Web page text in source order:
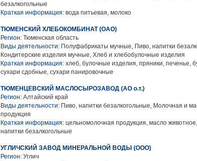
безалкогольные
Краткая информация: вода питьевая, молоко
ТЮМЕНСКИЙ ХЛЕБОКОМБИНАТ (ОАО)
Регион: Тюменская область
Виды деятельности: Полуфабрикаты мучные, Пиво, напитки
Кондитерские изделия мучные, Хлеб и хлебобулочные изделия
Краткая информация: хлеб, булочные изделия, пряники, печенье,
сухари сдобные, сухари панировочные
ТЮМЕНЦЕВСКИЙ МАСЛОСЫРОЗАВОД (АО о.т.)
Регион: Алтайский край
Виды деятельности: Пиво, напитки безалкогольные, Молочная и
продукция
Краткая информация: цельномолочная продукция, масло
напитки безалкогольные
УГЛИЧСКИЙ ЗАВОД МИНЕРАЛЬНОЙ ВОДЫ (ООО)
Регион: Углич